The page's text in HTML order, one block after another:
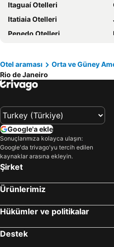
Yunanistan Otelleri
Thassos Island Otelleri
İstanbul Çevresi Otelleri
Afyonkarahisar Çevresi Otelleri
Itaguaí Otelleri
Itatiaia Otelleri
Penedo Otelleri
Barra Mansa Otelleri
Otel araması Orta ve Güney
Rio de Janeiro
Google'a ekle
Sonuçlarımıza kolayca ulaşın:
Google'da trivago'yu tercih edilen
kaynaklar arasına ekleyin.
Şirket
Ürünlerimiz
Hükümler ve politikalar
Destek